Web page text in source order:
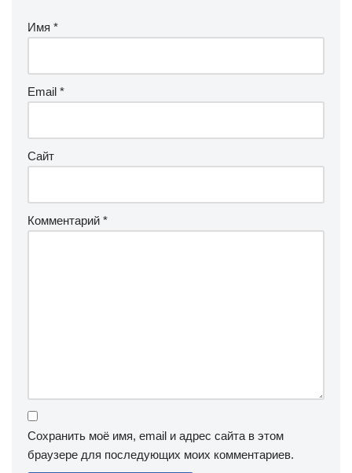
Имя *
Email *
Сайт
Комментарий *
Сохранить моё имя, email и адрес сайта в этом
браузере для последующих моих комментариев.